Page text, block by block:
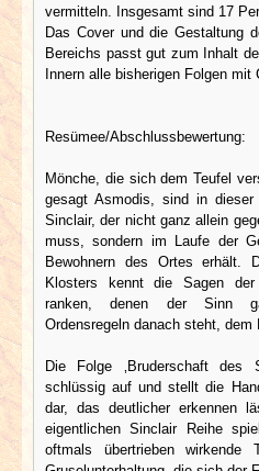
vermitteln. Insgesamt sind 17
Das Cover und die Gestaltung
Bereichs passt gut zum Inhalt
Innern alle bisherigen Folgen mit
Resümee/Abschlussbewertung:
Mönche, die sich dem Teufel
gesagt Asmodis, sind in
Sinclair, der nicht ganz allein
muss, sondern im Laufe der
Bewohnern des Ortes erhält.
Klosters kennt die Sagen
ranken, denen der Sinn
Ordensregeln danach steht, dem
Die Folge ‚Bruderschaft des
schlüssig auf und stellt die
dar, das deutlicher erkennen
eigentlichen Sinclair Reihe
oftmals übertrieben wirkende